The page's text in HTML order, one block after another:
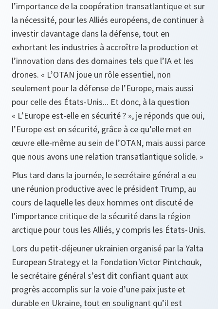
l’importance de la coopération transatlantique et sur
la nécessité, pour les Alliés européens, de continuer à
investir davantage dans la défense, tout en
exhortant les industries à accroître la production et
l’innovation dans des domaines tels que l’IA et les
drones. « L’OTAN joue un rôle essentiel, non
seulement pour la défense de l’Europe, mais aussi
pour celle des États-Unis... Et donc, à la question
« L’Europe est-elle en sécurité ? », je réponds que oui,
l’Europe est en sécurité, grâce à ce qu’elle met en
œuvre elle-même au sein de l’OTAN, mais aussi parce
que nous avons une relation transatlantique solide. »
Plus tard dans la journée, le secrétaire général a eu
une réunion productive avec le président Trump, au
cours de laquelle les deux hommes ont discuté de
l'importance critique de la sécurité dans la région
arctique pour tous les Alliés, y compris les États-Unis.
Lors du petit-déjeuner ukrainien organisé par la Yalta
European Strategy et la Fondation Victor Pintchouk,
le secrétaire général s’est dit confiant quant aux
progrès accomplis sur la voie d’une paix juste et
durable en Ukraine, tout en soulignant qu’il est